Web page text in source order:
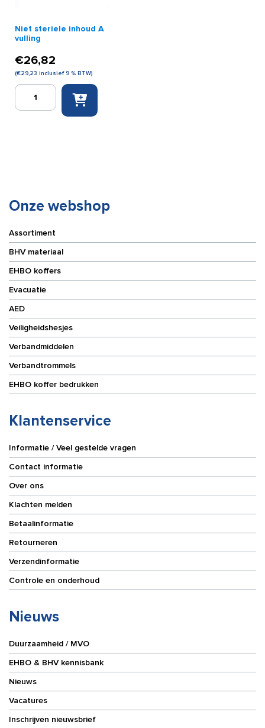
Niet steriele inhoud A
vulling
€26,82
(€29,23 inclusief 9 % BTW)
Niet
steriele
Onze webshop
Assortiment
BHV materiaal
EHBO koffers
Evacuatie
AED
Veiligheidshesjes
Verbandmiddelen
Verbandtrommels
EHBO koffer bedrukken
Klantenservice
Informatie / Veel gestelde vragen
Contact informatie
Over ons
Klachten melden
Betaalinformatie
Retourneren
Verzendinformatie
Controle en onderhoud
Nieuws
Duurzaamheid / MVO
EHBO & BHV kennisbank
Nieuws
Vacatures
Inschrijven nieuwsbrief